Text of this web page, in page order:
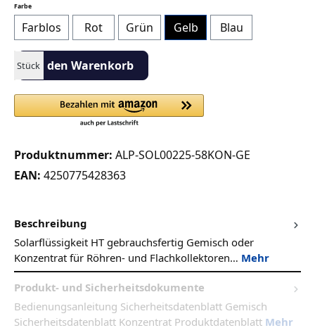
Farbeauswählen
Farblos Rot Grün Gelb Blau
Produkt Anzahl: Gib den gewünschten Wert ein oder benutze
StückIn den Warenkorb
Produktnummer: ALP-SOL00225-58KON-GE
EAN: 4250775428363
Beschreibung
Solarflüssigkeit HT gebrauchsfertig Gemisch oder
Konzentrat für Röhren- und Flachkollektoren… Mehr
Produkt- und Sicherheitsdokumente
Bedienungsanleitung Sicherheitsdatenblatt Gemisch
Sicherheitsdatenblatt Konzentrat Produktdatenblatt Mehr